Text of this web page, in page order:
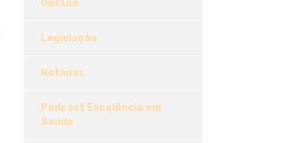
Gestão
Legislação
Notícias
Podcast Excelência em
Saúde